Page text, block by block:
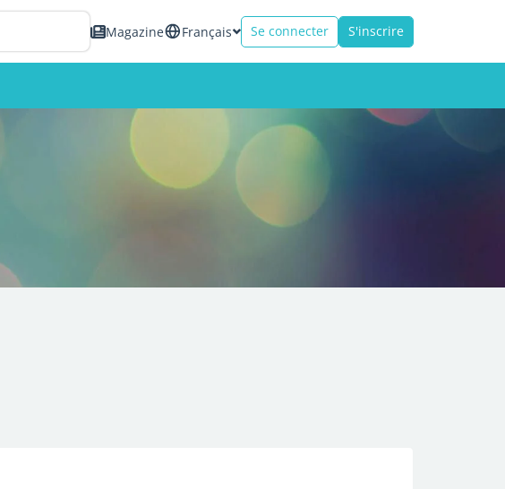
Magazine Français Se connecter S'inscrire